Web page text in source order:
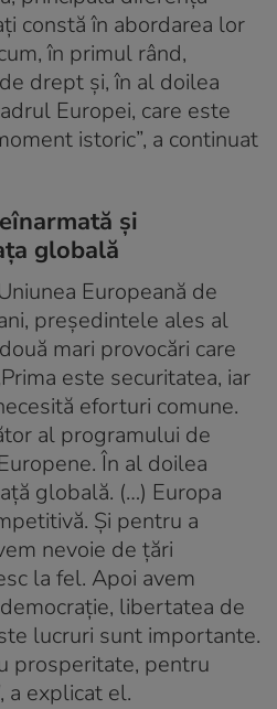
constă în abordarea lor
în primul rând,
drept și, în al doilea
Europei, care este
istoric”, a continuat
și
globală
Europeană de
președintele ales al
mari provocări care
este securitatea, iar
eforturi comune.
al programului de
În al doilea
globală. (…) Europa
Și pentru a
nevoie de țări
la fel. Apoi avem
libertatea de
lucruri sunt importante.
prosperitate, pentru
a explicat el.